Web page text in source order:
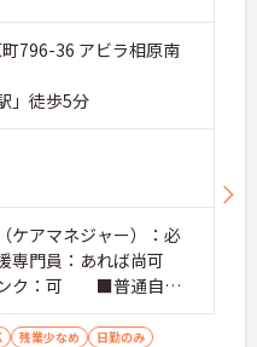
796-36 アビラ相原南
」徒歩5分
ケアマネジャー）：必
門員：あれば尚可
ク：可 ■普通自動
可）：必須
残業少なめ
日勤のみ